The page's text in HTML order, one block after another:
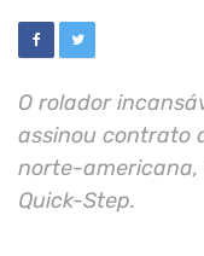
O rolador
assinou contrato
norte-americana,
Quick-Step.